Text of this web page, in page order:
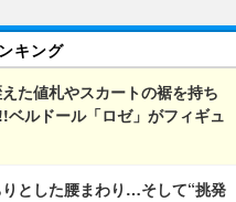
キング
た値札やスカートの裾を持ち
ベルドール「ロゼ」がフィギュ
とした腰まわり…そして“挑発